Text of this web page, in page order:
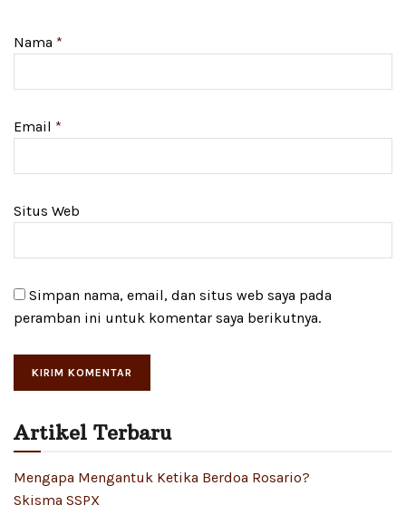
Nama *
Email *
Situs Web
Simpan nama, email, dan situs web saya pada
peramban ini untuk komentar saya berikutnya.
Artikel Terbaru
Mengapa Mengantuk Ketika Berdoa Rosario?
Skisma SSPX